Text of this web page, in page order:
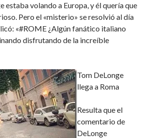
estaba volando a Europa, y él quería que
Pero el «misterio» se resolvió al día
«#ROME ¿Algún fanático italiano
disfrutando de la increíble
Tom DeLonge
llega a Roma
Resulta que el
comentario de
DeLonge